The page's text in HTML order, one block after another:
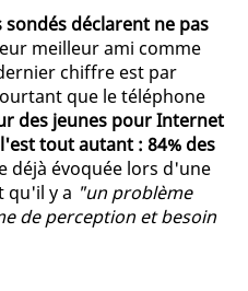
sondés déclarent ne pas
meilleur ami comme
chiffre est par
que le téléphone
des jeunes pour Internet
tout autant : 84% des
déjà évoquée lors d'une
qu'il y a "un problème
de perception et besoin